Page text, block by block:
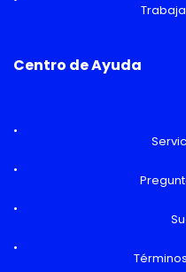
Centro de Ayuda